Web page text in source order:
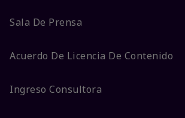
Sala De Prensa
Acuerdo De Licencia De Contenido
Ingreso Consultora